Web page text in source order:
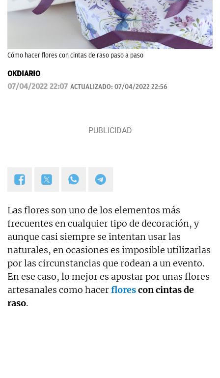
Cómo hacer flores con cintas de raso paso a paso
OKDIARIO
07/04/2022 22:07 ACTUALIZADO: 07/04/2022 22:56
Las flores son uno de los elementos más
frecuentes en cualquier tipo de decoración, y
aunque casi siempre se intentan usar las
naturales, en ocasiones es imposible utilizarlas
por las circunstancias que rodean a un evento.
En ese caso, lo mejor es apostar por unas flores
artesanales como hacerflorescon cintas de
raso.